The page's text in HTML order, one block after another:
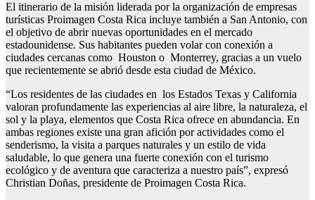
El itinerario de la misión liderada por la organización de empresas
turísticas Proimagen Costa Rica incluye también a San Antonio, con
el objetivo de abrir nuevas oportunidades en el mercado
estadounidense. Sus habitantes pueden volar con conexión a
ciudades cercanas como Houston o Monterrey, gracias a un vuelo
que recientemente se abrió desde esta ciudad de México.
“Los residentes de las ciudades en los Estados Texas y California
valoran profundamente las experiencias al aire libre, la naturaleza, el
sol y la playa, elementos que Costa Rica ofrece en abundancia. En
ambas regiones existe una gran afición por actividades como el
senderismo, la visita a parques naturales y un estilo de vida
saludable, lo que genera una fuerte conexión con el turismo
ecológico y de aventura que caracteriza a nuestro país”, expresó
Christian Doñas, presidente de Proimagen Costa Rica.